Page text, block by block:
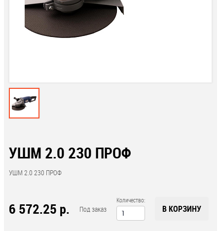
УШМ 2.0 230 ПРОФ
УШМ 2.0 230 ПРОФ
6 572.25 р. Под заказ
Количество:
В КОРЗИНУ